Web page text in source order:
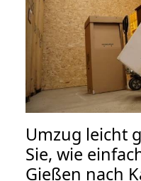
Umzug leicht
Sie, wie
Gießen nach